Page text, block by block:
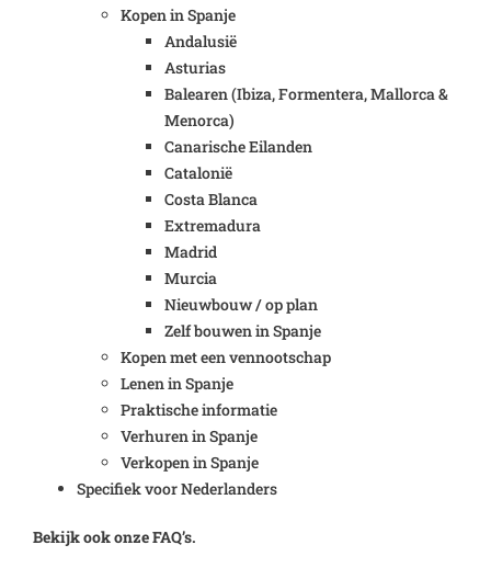
Kopen in Spanje
Andalusië
Asturias
Balearen (Ibiza, Formentera, Mallorca &
Menorca)
Canarische Eilanden
Catalonië
Costa Blanca
Extremadura
Madrid
Murcia
Nieuwbouw / op plan
Zelf bouwen in Spanje
Kopen met een vennootschap
Lenen in Spanje
Praktische informatie
Verhuren in Spanje
Verkopen in Spanje
Specifiek voor Nederlanders
Bekijk ook onze FAQ’s.